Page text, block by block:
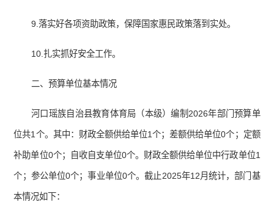
9.落实好各项资助政策，保障国家惠民政策落到实处。
10.扎实抓好安全工作。
二、预算单位基本情况
河口瑶族自治县教育体育局（本级）编制2026年部门预算单
位共1个。其中：财政全额供给单位1个；差额供给单位0个；定额
补助单位0个；自收自支单位0个。财政全额供给单位中行政单位1
个；参公单位0个；事业单位0个。截止2025年12月统计，部门基
本情况如下：